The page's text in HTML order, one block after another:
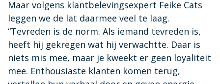
Makkelijk en snel je administraties beheren
Visionplanner Insights
Inzichten voor de beste adviezen en beslissingen
Visionplanner Audit
of een demo
Blogs
Opinie en verdieping over de
accountancybranche
Trainingen
Boek hier je Visionplanner training
Visionplanner Cloud
Ontdek waar je terecht kunt voor je vragen over
Visionplanner Cloud
Over ons
Over ons
Maak kennis met Visionplanner
Maar volgens klantbelevingsexpert Feike Cats
leggen we de lat daarmee veel te laag.
“Tevreden is de norm. Als iemand tevreden is,
heeft hij gekregen wat hij verwachtte. Daar is
niets mis mee, maar je kweekt er geen loyaliteit
mee. Enthousiaste klanten komen terug,